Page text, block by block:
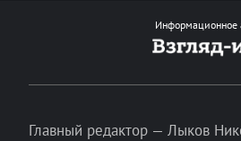
Информационное
Главный редактор — Лыков